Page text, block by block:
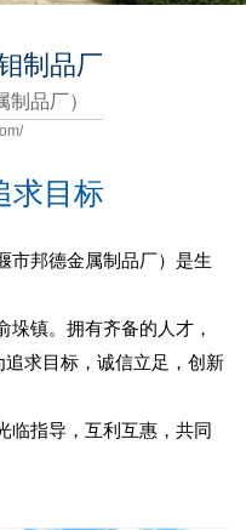
制品厂
制品厂）
求目标
邦德金属制品厂） 是生
镇。拥有齐备的人才，
追求目标，诚信立足，创新
指导，互利互惠，共同